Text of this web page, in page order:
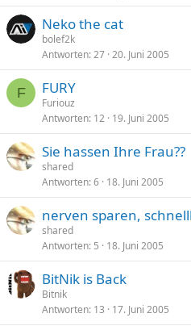
Neko the cat
bolef2k
Antworten 27 20. Juni 2005
F FURY
Furiouz
Antworten 12 19. Juni 2005
Sie hassen Ihre Frau??
shared
Antworten 6 18. Juni 2005
nerven sparen,
shared
Antworten 5 18. Juni 2005
BitNik is Back
Bitnik
Antworten 13 17. Juni 2005